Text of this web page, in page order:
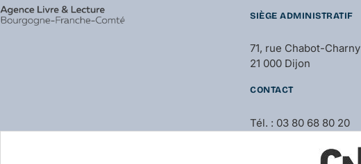
SIÈGE ADMINISTRATIF
71, rue Chabot-Charny
21 000 Dijon
CONTACT
Tél. : 03 80 68 80 20